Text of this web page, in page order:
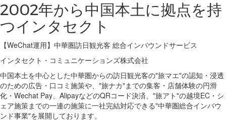
2002年から中国本土に拠点を持
つインタセクト
【WeChat運用】中華圏訪日観光客 総合インバウンドサービス
インタセクト・コミュニケーションズ株式会社
中国本土を中心とした中華圏からの訪日観光客の"旅マエ"の認知・浸透
のための広告・口コミ施策や、"旅ナカ"までの集客・店舗体験の円滑
化・Wechat Pay、AlipayなどのQRコード決済、"旅アト"の越境EC・シ
ェア施策までの一連の施策に一社完結対応できる"中華圏総合インバウ
ンド事業"を展開しております。